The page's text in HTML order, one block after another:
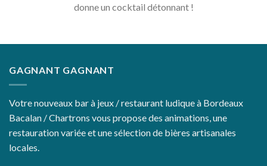
donne un cocktail détonnant !
GAGNANT GAGNANT
Votre nouveaux bar à jeux / restaurant ludique à Bordeaux
Bacalan / Chartrons vous propose des animations, une
restauration variée et une sélection de bières artisanales
locales.